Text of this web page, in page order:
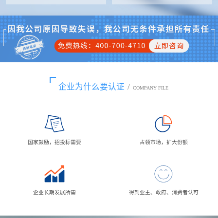
企业为什么要认证 / COMPANY FILE
国家鼓励，招投标需要 占领市场，扩大份额
企业长期发展所需 得到业主、政府、消费者认可